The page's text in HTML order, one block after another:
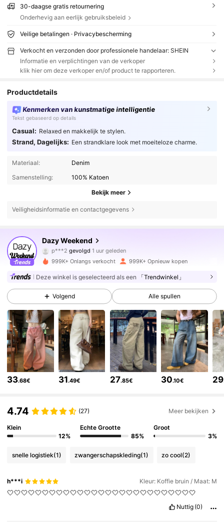
30-daagse gratis retournering
Onderhevig aan eerlijk gebruiksbeleid
Veilige betalingen · Privacybescherming
Verkocht en verzonden door professionele handelaar: SHEIN
Informatie en verplichtingen van de verkoper
klik hier om deze verkoper en/of product te rapporteren.
Productdetails
Kenmerken van kunstmatige intelligentie
Tekst gebaseerd op details
Casual: Relaxed en makkelijk te stylen.
Strand, Dagelijks: Een strandklare look met moeiteloze charme.
Materiaal:
Denim
Samenstelling:
100% Katoen
Bekijk meer
Veiligheidsinformatie en contactgegevens
Dazy Weekend
p***2gevolgd1 uur geleden
c***7is aan het browsen
4.85
949K Volgers
4.85 949K Volgers
4.85 949K Volgers
4.85 949K Volgers
949K Volgers
949K Volgers
4.85 949K Volgers
999K+ Onlangs verkocht 999K+ Opnieuw kopen
Deze winkel is geselecteerd als een 「Trendwinkel」
Volgend Alle spullen
33.68€ 31.49€ 27.85€ 30.10€ 29
4.74 (27) Meer bekijken
Klein
12%
Echte Grootte
85%
Groot
3%
snelle logistiek(1) zwangerschapskleding(1) zo cool(2)
h***i Kleur: Koffie bruin / Maat: M
🤍🤍🤍🤍🤍🤍🤍🤍🤍🤍🤍🤍🤍🤍🤍🤍🤍🤍🤍🤍🤍🤍🤍🤍🤍🤍🤍
Nuttig (0)